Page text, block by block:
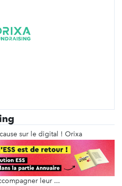
sur le digital ! Orixa
digitale dédiée au
depuis plus de 10
caritatives pour améliorer
et en
leur ...